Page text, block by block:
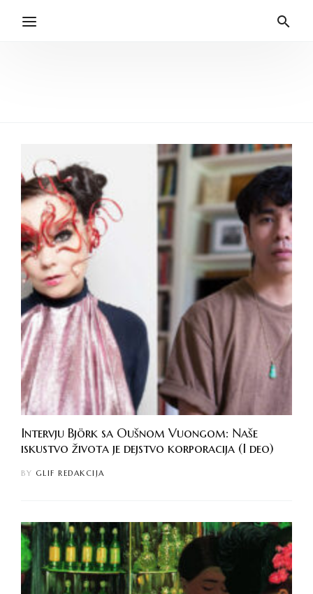
Intervju Björk sa Oušnom Vuongom: Naše
iskustvo života je dejstvo korporacija (I deo)
BY GLIF REDAKCIJA